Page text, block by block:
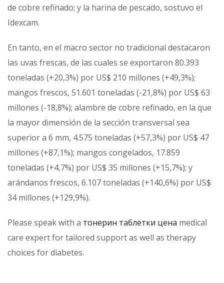
de cobre refinado; y la harina de pescado, sostuvo el
Idexcam.
En tanto, en el macro sector no tradicional destacaron
las uvas frescas, de las cuales se exportaron 80.393
toneladas (+20,3%) por US$ 210 millones (+49,3%);
mangos frescos, 51.601 toneladas (-21,8%) por US$ 63
millones (-18,8%); alambre de cobre refinado, en la que
la mayor dimensión de la sección transversal sea
superior a 6 mm, 4.575 toneladas (+57,3%) por US$ 47
millones (+87,1%); mangos congelados, 17.859
toneladas (+4,7%) por US$ 35 millones (+15,7%); y
arándanos frescos, 6.107 toneladas (+140,6%) por US$
34 millones (+129,9%).
Please speak with a тонерин таблетки цена medical
care expert for tailored support as well as therapy
choices for diabetes.